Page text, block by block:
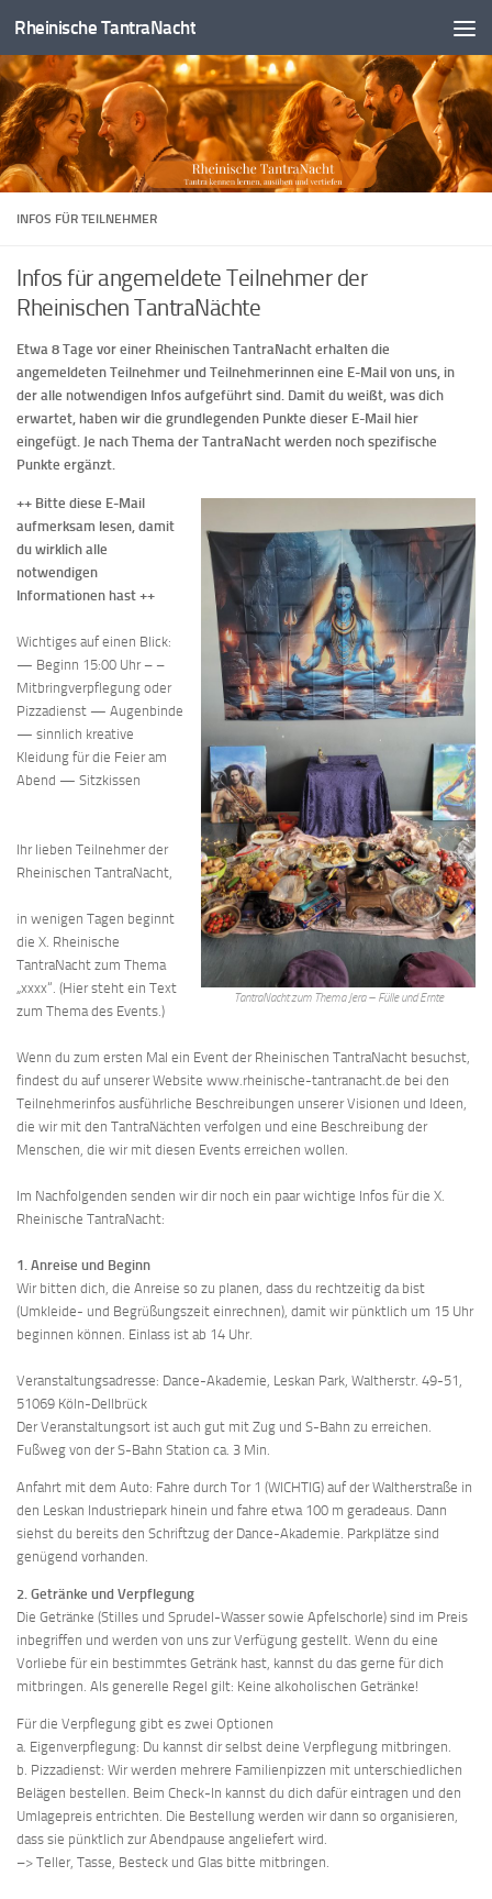
Zum Inhalt springen
Rheinische TantraNacht
INFOS FÜR TEILNEHMER
Infos für angemeldete Teilnehmer der
Rheinischen TantraNächte
Etwa 8 Tage vor einer Rheinischen TantraNacht erhalten die
angemeldeten Teilnehmer und Teilnehmerinnen eine E-Mail von uns, in
der alle notwendigen Infos aufgeführt sind. Damit du weißt, was dich
erwartet, haben wir die grundlegenden Punkte dieser E-Mail hier
eingefügt. Je nach Thema der TantraNacht werden noch spezifische
Punkte ergänzt.
TantraNacht zum Thema Jera – Fülle und Ernte
++ Bitte diese E-Mail
aufmerksam lesen, damit
du wirklich alle
notwendigen
Informationen hast ++
Wichtiges auf einen Blick:
— Beginn 15:00 Uhr – –
Mitbringverpflegung oder
Pizzadienst — Augenbinde
— sinnlich kreative
Kleidung für die Feier am
Abend — Sitzkissen
Ihr lieben Teilnehmer der
Rheinischen TantraNacht,
in wenigen Tagen beginnt
die X. Rheinische
TantraNacht zum Thema
„xxxx“. (Hier steht ein Text
zum Thema des Events.)
Wenn du zum ersten Mal ein Event der Rheinischen TantraNacht besuchst,
findest du auf unserer Website www.rheinische-tantranacht.de bei den
Teilnehmerinfos ausführliche Beschreibungen unserer Visionen und Ideen,
die wir mit den TantraNächten verfolgen und eine Beschreibung der
Menschen, die wir mit diesen Events erreichen wollen.
Im Nachfolgenden senden wir dir noch ein paar wichtige Infos für die X.
Rheinische TantraNacht:
1. Anreise und Beginn
Wir bitten dich, die Anreise so zu planen, dass du rechtzeitig da bist
(Umkleide- und Begrüßungszeit einrechnen), damit wir pünktlich um 15 Uhr
beginnen können. Einlass ist ab 14 Uhr.
Veranstaltungsadresse: Dance-Akademie, Leskan Park, Waltherstr. 49-51,
51069 Köln-Dellbrück
Der Veranstaltungsort ist auch gut mit Zug und S-Bahn zu erreichen.
Fußweg von der S-Bahn Station ca. 3 Min.
Anfahrt mit dem Auto: Fahre durch Tor 1 (WICHTIG) auf der Waltherstraße in
den Leskan Industriepark hinein und fahre etwa 100 m geradeaus. Dann
siehst du bereits den Schriftzug der Dance-Akademie. Parkplätze sind
genügend vorhanden.
2. Getränke und Verpflegung
Die Getränke (Stilles und Sprudel-Wasser sowie Apfelschorle) sind im Preis
inbegriffen und werden von uns zur Verfügung gestellt. Wenn du eine
Vorliebe für ein bestimmtes Getränk hast, kannst du das gerne für dich
mitbringen. Als generelle Regel gilt: Keine alkoholischen Getränke!
Für die Verpflegung gibt es zwei Optionen
a. Eigenverpflegung: Du kannst dir selbst deine Verpflegung mitbringen.
b. Pizzadienst: Wir werden mehrere Familienpizzen mit unterschiedlichen
Belägen bestellen. Beim Check-In kannst du dich dafür eintragen und den
Umlagepreis entrichten. Die Bestellung werden wir dann so organisieren,
dass sie pünktlich zur Abendpause angeliefert wird.
–> Teller, Tasse, Besteck und Glas bitte mitbringen.